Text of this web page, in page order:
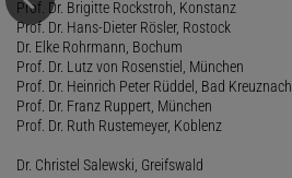
Prof. Dr. Brigitte Rockstroh, Konstanz
Prof. Dr. Hans-Dieter Rösler, Rostock
Dr. Elke Rohrmann, Bochum
Prof. Dr. Lutz von Rosenstiel, München
Prof. Dr. Heinrich Peter Rüddel, Bad Kreuznach
Prof. Dr. Franz Ruppert, München
Prof. Dr. Ruth Rustemeyer, Koblenz
Dr. Christel Salewski, Greifswald